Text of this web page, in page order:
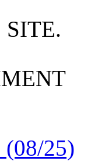
SITE.
25)